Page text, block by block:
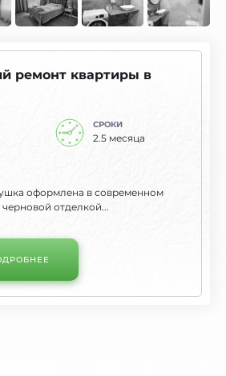
ремонт квартиры в
СРОКИ
2.5 месяца
оформлена в современном
отделкой...